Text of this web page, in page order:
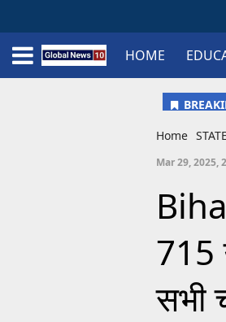
Home
Schedule
STATES
Sports
Gallery
Soccer
Upcoming Events
BPL
Fixtures
Pink Test
Look Around
Contact Us
About Us HOME
Home
Mar 29, 2025,
715
सभी